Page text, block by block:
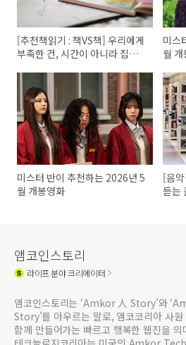
[추천책읽기 : 책VS책] 우리에게
부족한 건, 시간이 아니라 집중
미스
월
미스터 반이 추천하는 2026년 5
월 개봉영화
[음
듣는
앰코인스토리
라이프분야 크리에이터
앰코인스토리는 ‘Amkor 人 Story’와
Story’를 아우르는 말로, 앰코코리아 사원
함께 만들어가는 빠르고 행복한 웹진을 의